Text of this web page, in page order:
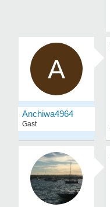
A
Anchiwa4964
Gast